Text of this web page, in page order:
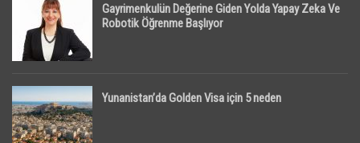
Gayrimenkulün Değerine Giden Yolda Yapay Zeka Ve
Robotik Öğrenme Başlıyor
Yunanistan’da Golden Visa için 5 neden